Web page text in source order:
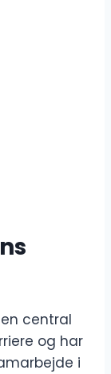
central
og har
i